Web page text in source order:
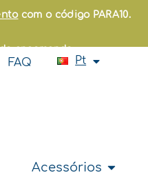
com o código PARA10.
encomenda.
FAQ Pt
Fr
It
Nl
SolosAcessórios Open